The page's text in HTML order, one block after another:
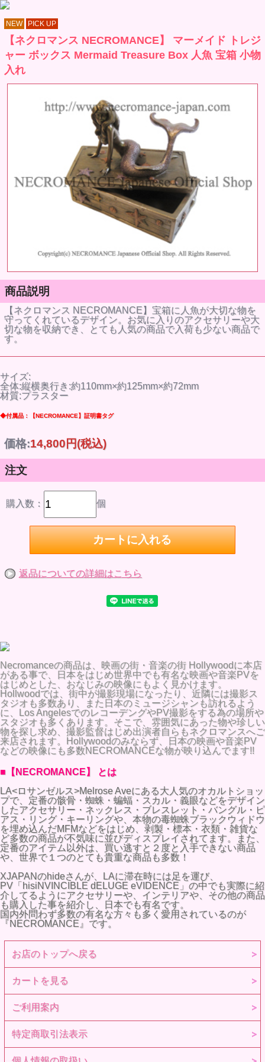
NEW PICK UP
【ネクロマンス NECROMANCE】 マーメイド トレジ
ャー ボックス Mermaid Treasure Box 人魚 宝箱 小物
入れ
商品説明
【ネクロマンス NECROMANCE】宝箱に人魚が大切な物を
守ってくれているデザイン。お気に入りのアクセサリーや大
切な物を収納でき、とても人気の商品で入荷も少ない商品で
す。
サイズ:
全体:縦横奥行き:約110mm×約125mm×約72mm
材質:プラスター
◆付属品：【NECROMANCE】証明書タグ
価格:14,800円(税込)
注文
購入数： 個
返品についての詳細はこちら
Necromanceの商品は、映画の街・音楽の街 Hollywoodに本店
がある事で、日本をはじめ世界中でも有名な映画や音楽PVを
はじめとした、おなじみの映像にもよく見かけます。
Hollwoodでは、街中が撮影現場になったり、近隣には撮影ス
タジオも多数あり、また日本のミュージシャンも訪れるよう
に、Los AngelesでのレコーデングやPV撮影をする為の場所や
スタジオも多くあります。そこで、雰囲気にあった物や珍しい
物を探し求め、撮影監督はじめ出演者自らもネクロマンスへご
来店されます。Hollywoodのみならず、日本の映画や音楽PV
などの映像にも多数NECROMANCEな物が映り込んでます!!
■【NECROMANCE】 とは
LA<ロサンゼルス>Melrose Aveにある大人気のオカルトショッ
プで、定番の骸骨・蜘蛛・蝙蝠・スカル・義眼などをデザイン
したアクセサリー・ネックレス・ブレスレット・バングル・ピ
アス・リング・キーリングや、本物の毒蜘蛛ブラックウィドウ
を埋め込んだMFMなどをはじめ、剥製・標本・衣類・雑貨な
ど多数の商品が不気味に並びディスプレイされてます。また、
定番のアイテム以外は、買い逃すと２度と入手できない商品
や、世界で１つのとても貴重な商品も多数！
XJAPANのhideさんが、LAに滞在時には足を運び、
PV「hisiNVINCIBLE dELUGE eVIDENCE」の中でも実際に紹
介してるようにアクセサリーや、インテリアや、その他の商品
も購入した事を紹介し、日本でも有名です。
国内外問わず多数の有名な方々も多く愛用されているのが
『NECROMANCE』です。
お店のトップへ戻る
カートを見る
ご利用案内
特定商取引法表示